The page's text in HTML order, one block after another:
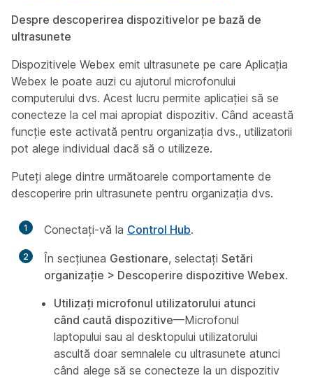
Despre descoperirea dispozitivelor pe bază de
ultrasunete
Dispozitivele Webex emit ultrasunete pe care Aplicația
Webex le poate auzi cu ajutorul microfonului
computerului dvs. Acest lucru permite aplicației să se
conecteze la cel mai apropiat dispozitiv. Când această
funcție este activată pentru organizația dvs., utilizatorii
pot alege individual dacă să o utilizeze.
Puteți alege dintre următoarele comportamente de
descoperire prin ultrasunete pentru organizația dvs.
1 Conectați-vă la Control Hub.
2 În secțiunea Gestionare, selectați Setări
organizație > Descoperire dispozitive Webex.
Utilizați microfonul utilizatorului atunci
când caută dispozitive—Microfonul
laptopului sau al desktopului utilizatorului
ascultă doar semnalele cu ultrasunete atunci
când alege să se conecteze la un dispozitiv